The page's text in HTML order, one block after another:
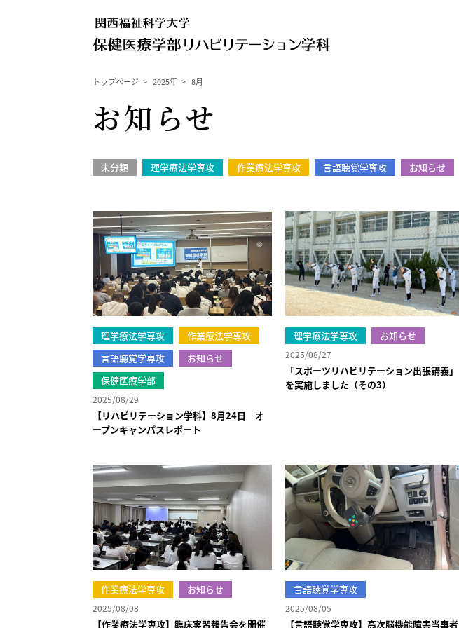
トップページ > 2025年 > 8月
お知らせ
未分類 理学療法学専攻 作業療法学専攻 言語聴覚学専攻 お知らせ
理学療法学専攻
作業療法学専攻
言語聴覚学専攻
お知らせ
保健医療学部
2025/08/29
【リハビリテーション学科】8月24日 オ
ープンキャンパスレポート
理学療法学専攻 お知らせ
2025/08/27
「スポーツリハビリテーション出張講義」
を実施しました（その3）
作業療法学専攻 お知らせ
2025/08/08
【作業療法学専攻】臨床実習報告会を開催
言語聴覚学専攻
2025/08/05
【言語聴覚学専攻】高次脳機能障害当事者